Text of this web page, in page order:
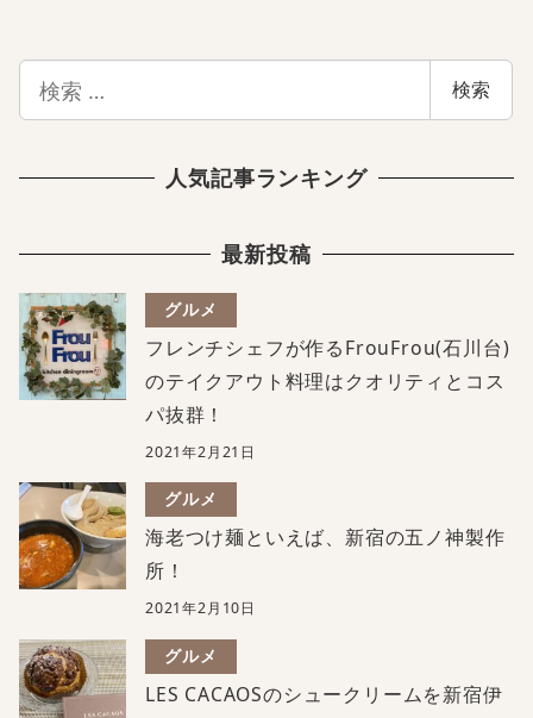
索
検索
人気記事ランキング
最新投稿
グルメ
フレンチシェフが作るFrouFrou(石川台)
のテイクアウト料理はクオリティとコス
パ抜群！
2021年2月21日
グルメ
海老つけ麺といえば、新宿の五ノ神製作
所！
2021年2月10日
グルメ
LES CACAOSのシュークリームを新宿伊